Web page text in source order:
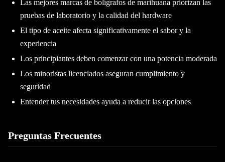
Las mejores marcas de bolígrafos de marihuana priorizan las
pruebas de laboratorio y la calidad del hardware
El tipo de aceite afecta significativamente el sabor y la
experiencia
Los principiantes deben comenzar con una potencia moderada
Los minoristas licenciados aseguran cumplimiento y
seguridad
Entender tus necesidades ayuda a reducir las opciones
Preguntas Frecuentes